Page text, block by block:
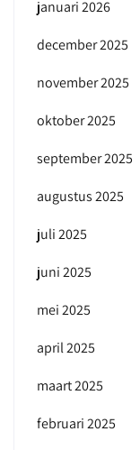
januari 2026
december 2025
november 2025
oktober 2025
september 2025
augustus 2025
juli 2025
juni 2025
mei 2025
april 2025
maart 2025
februari 2025